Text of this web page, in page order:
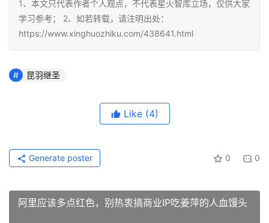
1、本文只代表作者个人观点，不代表星火智库立场，仅供大家
学习参考； 2、如若转载，请注明出处：
https://www.xinghuozhiku.com/438641.html
昆羽继圣
Like (4)
0 0
Generate poster
阿里应该多点红色，别热衷搞商业IP吃姜萍的人血馒头